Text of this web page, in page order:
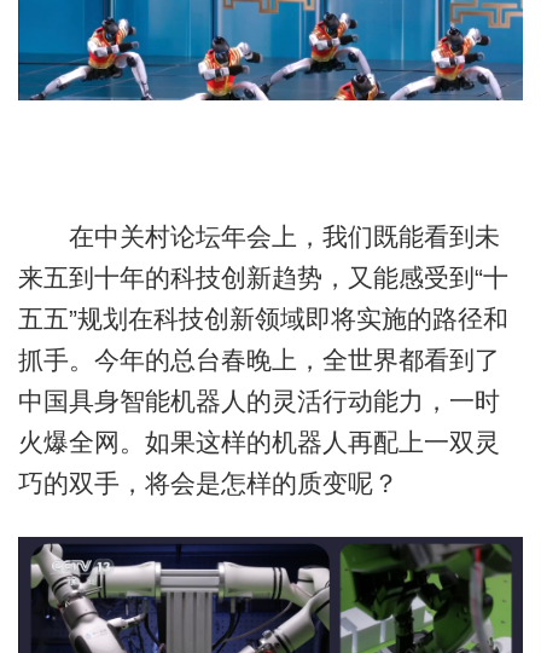
在中关村论坛年会上，我们既能看到未
来五到十年的科技创新趋势，又能感受到“十
五五”规划在科技创新领域即将实施的路径和
抓手。今年的总台春晚上，全世界都看到了
中国具身智能机器人的灵活行动能力，一时
火爆全网。如果这样的机器人再配上一双灵
巧的双手，将会是怎样的质变呢？